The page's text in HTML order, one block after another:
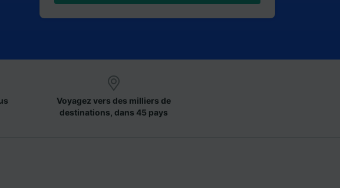
Voyagez vers des milliers de
destinations, dans 45 pays